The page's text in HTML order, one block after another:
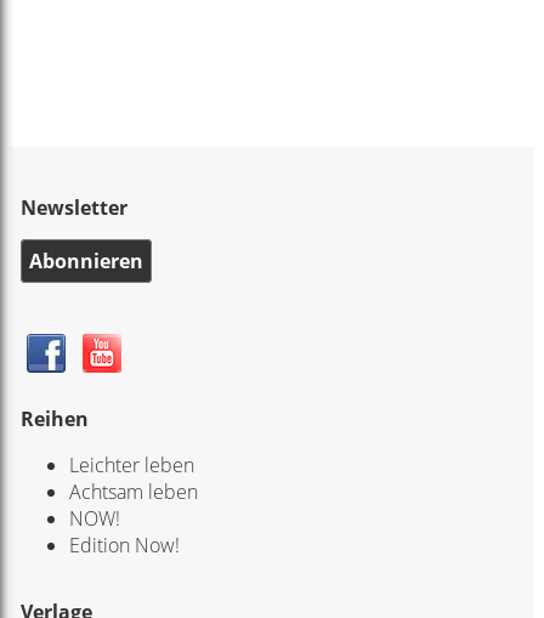
Newsletter
Abonnieren
Reihen
Leichter leben
Achtsam leben
NOW!
Edition Now!
Verlage